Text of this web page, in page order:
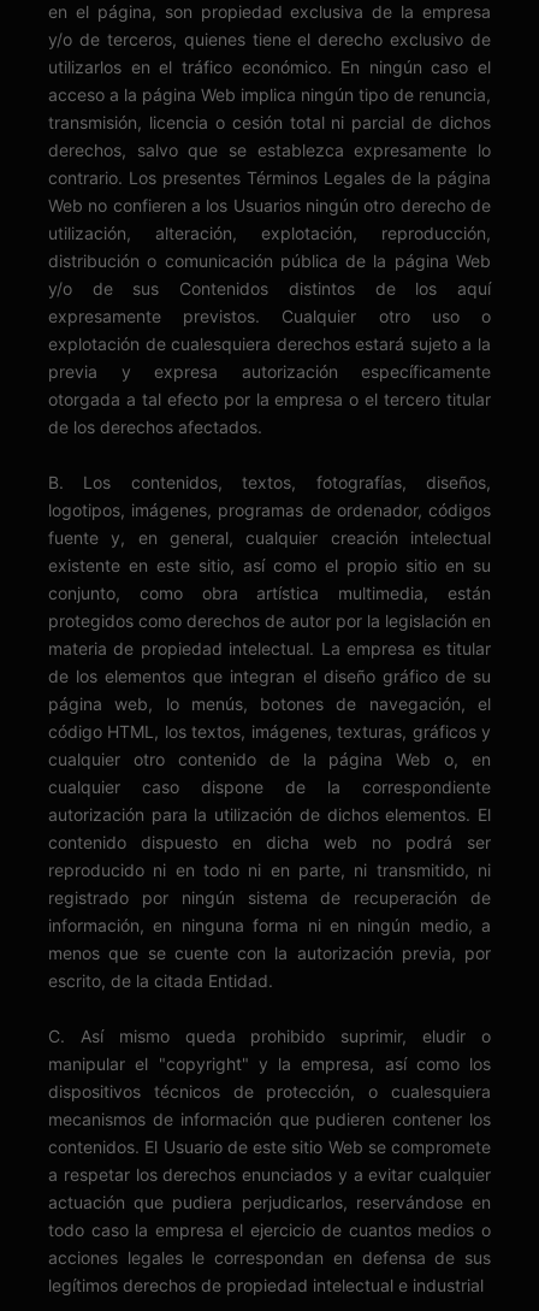
en el página, son propiedad exclusiva de la empresa
y/o de terceros, quienes tiene el derecho exclusivo de
utilizarlos en el tráfico económico. En ningún caso el
acceso a la página Web implica ningún tipo de renuncia,
transmisión, licencia o cesión total ni parcial de dichos
derechos, salvo que se establezca expresamente lo
contrario. Los presentes Términos Legales de la página
Web no confieren a los Usuarios ningún otro derecho de
utilización, alteración, explotación, reproducción,
distribución o comunicación pública de la página Web
y/o de sus Contenidos distintos de los aquí
expresamente previstos. Cualquier otro uso o
explotación de cualesquiera derechos estará sujeto a la
previa y expresa autorización específicamente
otorgada a tal efecto por la empresa o el tercero titular
de los derechos afectados.
B. Los contenidos, textos, fotografías, diseños,
logotipos, imágenes, programas de ordenador, códigos
fuente y, en general, cualquier creación intelectual
existente en este sitio, así como el propio sitio en su
conjunto, como obra artística multimedia, están
protegidos como derechos de autor por la legislación en
materia de propiedad intelectual. La empresa es titular
de los elementos que integran el diseño gráfico de su
página web, lo menús, botones de navegación, el
código HTML, los textos, imágenes, texturas, gráficos y
cualquier otro contenido de la página Web o, en
cualquier caso dispone de la correspondiente
autorización para la utilización de dichos elementos. El
contenido dispuesto en dicha web no podrá ser
reproducido ni en todo ni en parte, ni transmitido, ni
registrado por ningún sistema de recuperación de
información, en ninguna forma ni en ningún medio, a
menos que se cuente con la autorización previa, por
escrito, de la citada Entidad.
C. Así mismo queda prohibido suprimir, eludir o
manipular el "copyright" y la empresa, así como los
dispositivos técnicos de protección, o cualesquiera
mecanismos de información que pudieren contener los
contenidos. El Usuario de este sitio Web se compromete
a respetar los derechos enunciados y a evitar cualquier
actuación que pudiera perjudicarlos, reservándose en
todo caso la empresa el ejercicio de cuantos medios o
acciones legales le correspondan en defensa de sus
legítimos derechos de propiedad intelectual e industrial